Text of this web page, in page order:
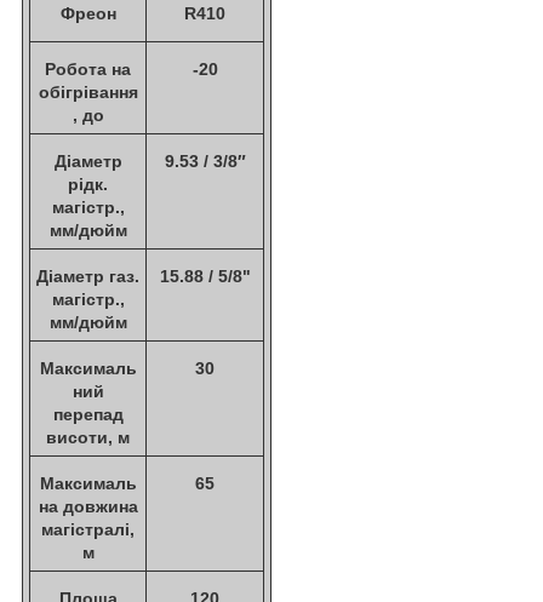
Фреон R410
Робота на
обігрівання
, до
-20
Діаметр
рідк.
магістр.,
мм/дюйм
9.53 / 3/8″
Діаметр газ.
магістр.,
мм/дюйм
15.88 / 5/8"
Максималь
ний
перепад
висоти, м
30
Максималь
на довжина
магістралі,
м
65
Площа 120